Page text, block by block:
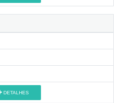
DETALHES